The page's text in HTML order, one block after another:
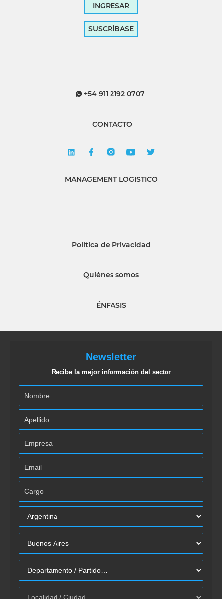
INGRESAR
SUSCRÍBASE
+54 911 2192 0707
CONTACTO
MANAGEMENT LOGISTICO
Política de Privacidad
Quiénes somos
ÉNFASIS
Newsletter
Recibe la mejor información del sector